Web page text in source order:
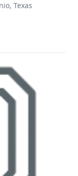
Texas